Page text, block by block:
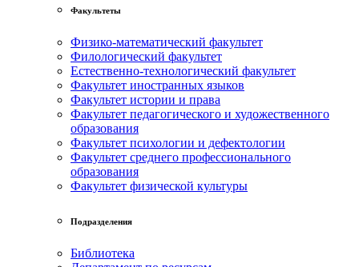
Факультеты
Физико-математический факультет
Филологический факультет
Естественно-технологический факультет
Факультет иностранных языков
Факультет истории и права
Факультет педагогического и художественного
образования
Факультет психологии и дефектологии
Факультет среднего профессионального
образования
Факультет физической культуры
Подразделения
Библиотека